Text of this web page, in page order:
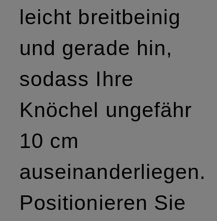
leicht breitbeinig
und gerade hin,
sodass Ihre
Knöchel ungefähr
10 cm
auseinanderliegen.
Positionieren Sie